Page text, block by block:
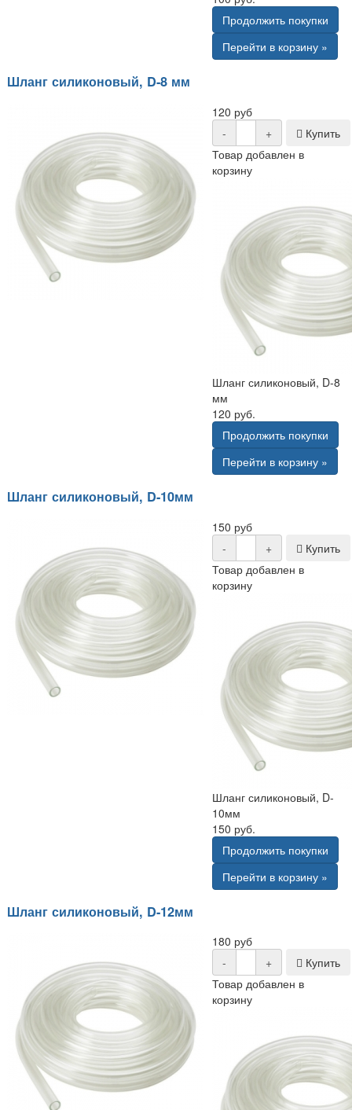
Продолжить покупки
Перейти в корзину »
Шланг силиконовый, D-8 мм
120 руб
-
+
Купить
Товар добавлен в
корзину
Шланг силиконовый, D-8
мм
120 руб.
Продолжить покупки
Перейти в корзину »
Шланг силиконовый, D-10мм
150 руб
-
+
Купить
Товар добавлен в
корзину
Шланг силиконовый, D-
10мм
150 руб.
Продолжить покупки
Перейти в корзину »
Шланг силиконовый, D-12мм
180 руб
-
+
Купить
Товар добавлен в
корзину